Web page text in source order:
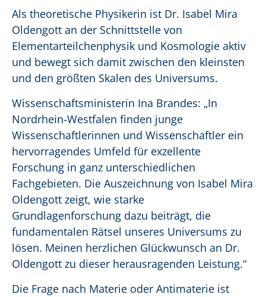
Als theoretische Physikerin ist Dr. Isabel Mira
Oldengott an der Schnittstelle von
Elementarteilchenphysik und Kosmologie aktiv
und bewegt sich damit zwischen den kleinsten
und den größten Skalen des Universums.
Wissenschaftsministerin Ina Brandes: „In
Nordrhein-Westfalen finden junge
Wissenschaftlerinnen und Wissenschaftler ein
hervorragendes Umfeld für exzellente
Forschung in ganz unterschiedlichen
Fachgebieten. Die Auszeichnung von Isabel Mira
Oldengott zeigt, wie starke
Grundlagenforschung dazu beiträgt, die
fundamentalen Rätsel unseres Universums zu
lösen. Meinen herzlichen Glückwunsch an Dr.
Oldengott zu dieser herausragenden Leistung.“
Die Frage nach Materie oder Antimaterie ist